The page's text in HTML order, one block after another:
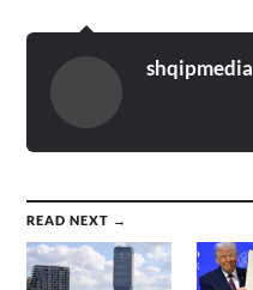
shqipmedia
READ NEXT →